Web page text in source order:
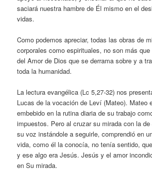
saciará nuestra hambre de Él mismo en el
vidas.
Como podemos apreciar, todas las obras de
corporales como espirituales, no son más
del Amor de Dios que se derrama sobre y a
toda la humanidad.
La lectura evangélica (Lc 5,27-32) nos
Lucas de la vocación de Leví (Mateo). Mateo
embebido en la rutina diaria de su trabajo
impuestos. Pero al cruzar su mirada con la
su voz instándole a seguirle, comprendió en
vida, como él la conocía, no tenía sentido,
y ese algo era Jesús. Jesús y el amor
en Su mirada.